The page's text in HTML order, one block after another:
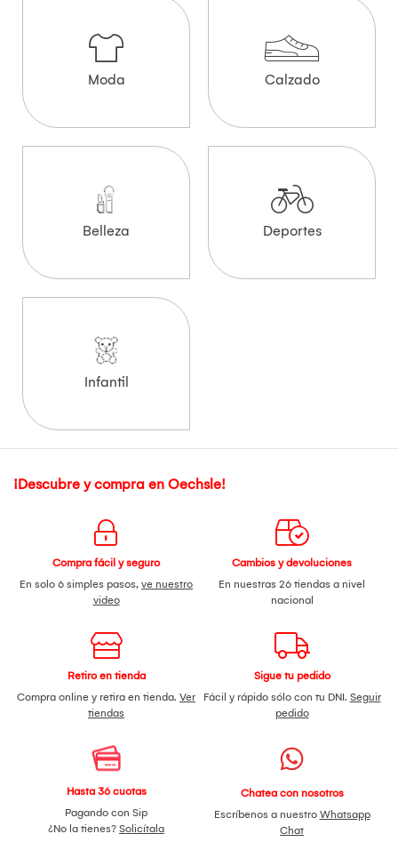
Moda Calzado
Belleza Deportes
Infantil
¡Descubre y compra en Oechsle!
Compra fácil y seguro
En solo 6 simples pasos, ve nuestro
video
Cambios y devoluciones
En nuestras 26 tiendas a nivel
nacional
Retiro en tienda
Compra online y retira en tienda. Ver
tiendas
Sigue tu pedido
Fácil y rápido sólo con tu DNI. Seguir
pedido
Hasta 36 cuotas
Pagando con Sip
¿No la tienes? Solicítala
Chatea con nosotros
Escríbenos a nuestro Whatsapp
Chat